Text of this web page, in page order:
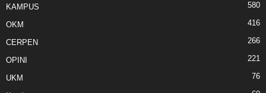
KAMPUS 580
OKM 416
CERPEN 266
OPINI 221
UKM 76